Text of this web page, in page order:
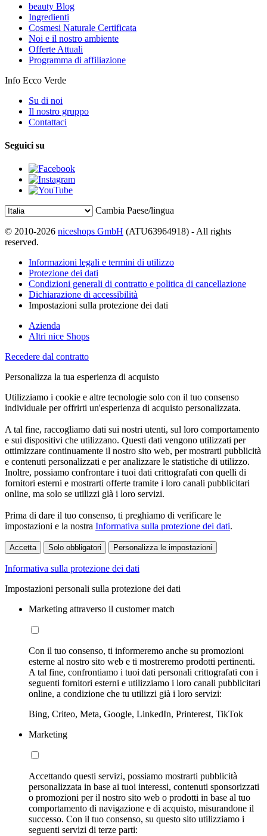
beauty Blog
Ingredienti
Cosmesi Naturale Certificata
Noi e il nostro ambiente
Offerte Attuali
Programma di affiliazione
Info Ecco Verde
Su di noi
Il nostro gruppo
Contattaci
Seguici su
Cambia Paese/lingua
© 2010-2026 niceshops GmbH (ATU63964918) - All rights
reserved.
Informazioni legali e termini di utilizzo
Protezione dei dati
Condizioni generali di contratto e politica di cancellazione
Dichiarazione di accessibilità
Impostazioni sulla protezione dei dati
Azienda
Altri nice Shops
Recedere dal contratto
Personalizza la tua esperienza di acquisto
Utilizziamo i cookie e altre tecnologie solo con il tuo consenso
individuale per offrirti un'esperienza di acquisto personalizzata.
A tal fine, raccogliamo dati sui nostri utenti, sul loro comportamento
e sui dispositivi che utilizzano. Questi dati vengono utilizzati per
ottimizzare continuamente il nostro sito web, per mostrarti pubblicità
e contenuti personalizzati e per analizzare le statistiche di utilizzo.
Inoltre, possiamo confrontare i tuoi dati crittografati con quelli di
fornitori esterni e mostrarti offerte tramite i loro canali pubblicitari
online, ma solo se utilizzi già i loro servizi.
Prima di dare il tuo consenso, ti preghiamo di verificare le
impostazioni e la nostra Informativa sulla protezione dei dati.
Accetta Solo obbligatori Personalizza le impostazioni
Informativa sulla protezione dei dati
Impostazioni personali sulla protezione dei dati
Marketing attraverso il customer match
Con il tuo consenso, ti informeremo anche su promozioni
esterne al nostro sito web e ti mostreremo prodotti pertinenti.
A tal fine, confrontiamo i tuoi dati personali crittografati con i
seguenti fornitori esterni e utilizziamo i loro canali pubblicitari
online, a condizione che tu utilizzi già i loro servizi:
Bing, Criteo, Meta, Google, LinkedIn, Printerest, TikTok
Marketing
Accettando questi servizi, possiamo mostrarti pubblicità
personalizzata in base ai tuoi interessi, contenuti sponsorizzati
o promozioni per il nostro sito web o prodotti in base al tuo
comportamento di navigazione e di acquisto, misurandone il
successo. Con il tuo consenso, su questo sito utilizziamo i
seguenti servizi di terze parti: